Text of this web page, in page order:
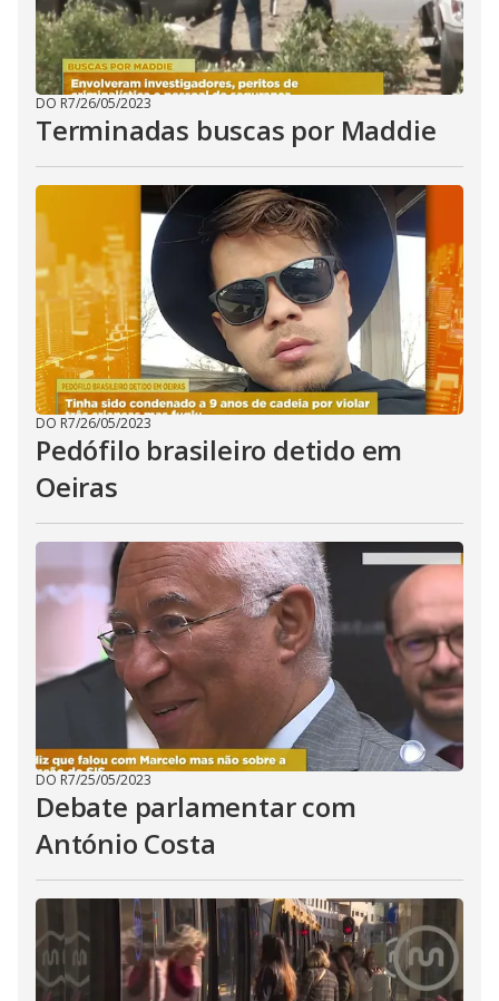
DO R7/26/05/2023
Terminadas buscas por Maddie
DO R7/26/05/2023
Pedófilo brasileiro detido em
Oeiras
DO R7/25/05/2023
Debate parlamentar com
António Costa